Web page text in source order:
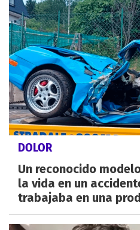
DOLOR
Un reconocido
la vida en un
trabajaba en una